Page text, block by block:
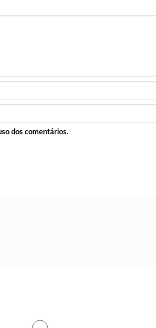
dos comentários.